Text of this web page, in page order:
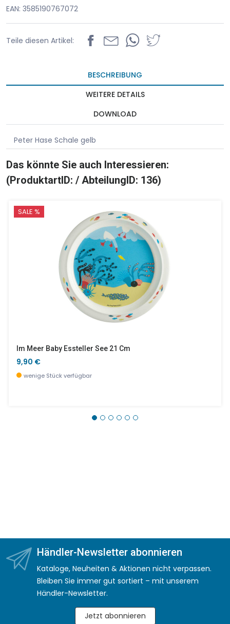
EAN: 3585190767072
Teile diesen Artikel:
BESCHREIBUNG
WEITERE DETAILS
DOWNLOAD
Peter Hase Schale gelb
Das könnte Sie auch Interessieren:
(ProduktartID: / AbteilungID: 136)
SALE %
Im Meer Baby Essteller See 21 Cm
9,90 €
wenige Stück verfügbar
Händler-Newsletter abonnieren
Kataloge, Neuheiten & Aktionen nicht verpassen.
Bleiben Sie immer gut sortiert – mit unserem
Händler-Newsletter.
Jetzt abonnieren